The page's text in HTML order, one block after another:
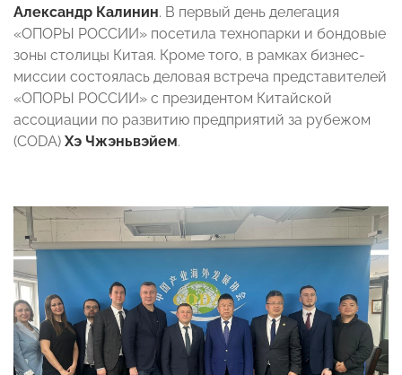
Александр Калинин. В первый день делегация
«ОПОРЫ РОССИИ» посетила технопарки и бондовые
зоны столицы Китая. Кроме того, в рамках бизнес-
миссии состоялась деловая встреча представителей
«ОПОРЫ РОССИИ» с президентом Китайской
ассоциации по развитию предприятий за рубежом
(CODA) Хэ Чжэньвэйем.